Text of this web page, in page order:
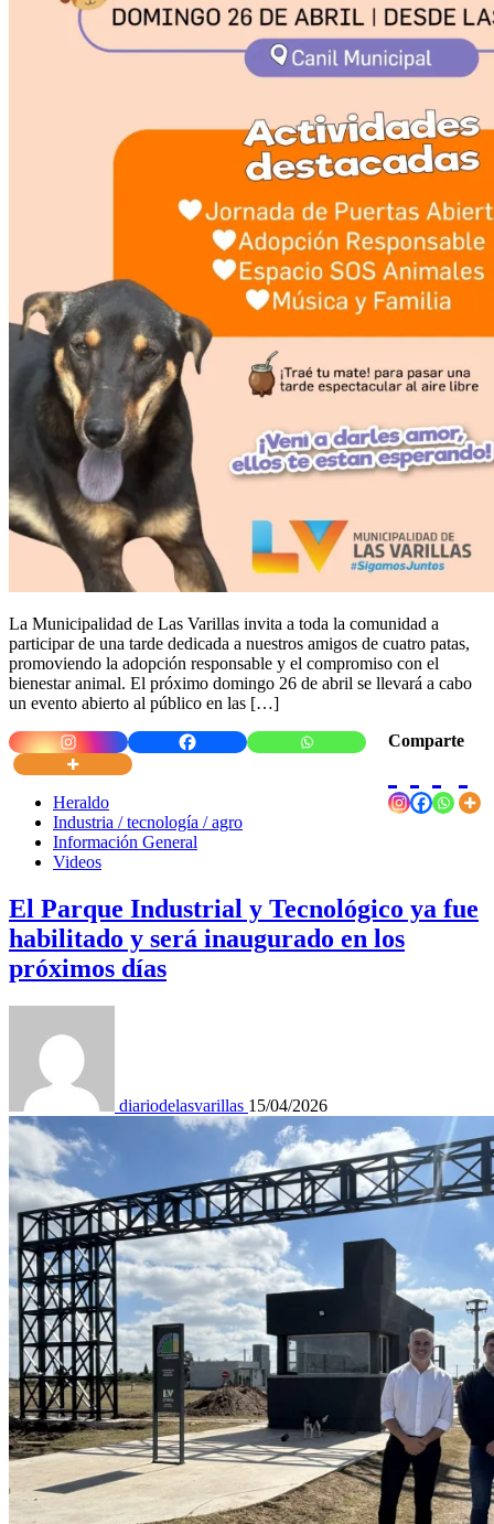
La Municipalidad de Las Varillas invita a toda la comunidad a
participar de una tarde dedicada a nuestros amigos de cuatro patas,
promoviendo la adopción responsable y el compromiso con el
bienestar animal. El próximo domingo 26 de abril se llevará a cabo
un evento abierto al público en las […]
Comparte
Heraldo
Industria / tecnología / agro
Información General
Videos
El Parque Industrial y Tecnológico ya fue
habilitado y será inaugurado en los
próximos días
diariodelasvarillas 15/04/2026